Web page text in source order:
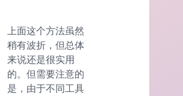
上面这个方法虽然
稍有波折，但总体
来说还是很实用
的。但需要注意的
是，由于不同工具